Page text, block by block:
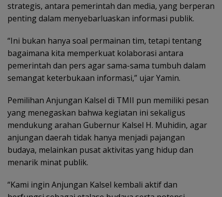
strategis, antara pemerintah dan media, yang berperan
penting dalam menyebarluaskan informasi publik.
“Ini bukan hanya soal permainan tim, tetapi tentang
bagaimana kita memperkuat kolaborasi antara
pemerintah dan pers agar sama-sama tumbuh dalam
semangat keterbukaan informasi,” ujar Yamin.
Pemilihan Anjungan Kalsel di TMII pun memiliki pesan
yang menegaskan bahwa kegiatan ini sekaligus
mendukung arahan Gubernur Kalsel H. Muhidin, agar
anjungan daerah tidak hanya menjadi pajangan
budaya, melainkan pusat aktivitas yang hidup dan
menarik minat publik.
“Kami ingin Anjungan Kalsel kembali aktif dan